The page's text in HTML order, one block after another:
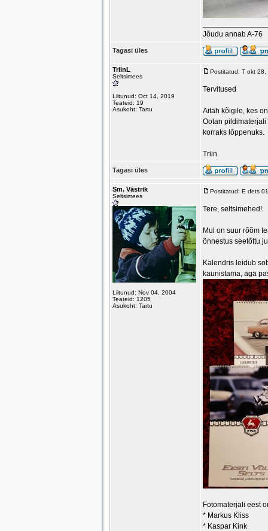
Jõudu annab A-76
Tagasi üles
TriinL
Seltsimees
Liitunud: Oct 14, 2019
Teateid: 19
Asukoht: Tartu
Postitatud: T okt
Tervitused
Aitäh kõigile, kes
Ootan
korraks lõppenuks.
Triin
Tagasi üles
Sm. Västrik
Seltsimees
Liitunud: Nov 04, 2004
Teateid: 1205
Asukoht: Tartu
Postitatud: E dets
Tere, seltsimehed!
Mul on suur rõõm
õnnestus seetõttu
Kalendris leidub
kaunistama, aga
Fotomaterjali eest
* Markus Kliss
* Kaspar Kink